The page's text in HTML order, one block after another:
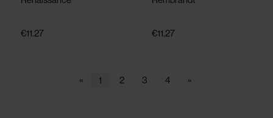
€11.27 €11.27
« 1 2 3 4 »